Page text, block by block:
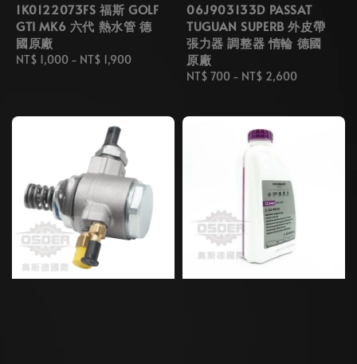
1K0122073FS 福斯 GOLF
GTI MK6 六代 熱水管 德
國原廠
Regular
NT$ 1,000 - NT$ 1,900
06J903133D PASSAT
TUGUAN SUPERB 外皮帶
張力器 調整器 惰輪 德國
原廠
Regular
NT$ 700 - NT$ 2,600